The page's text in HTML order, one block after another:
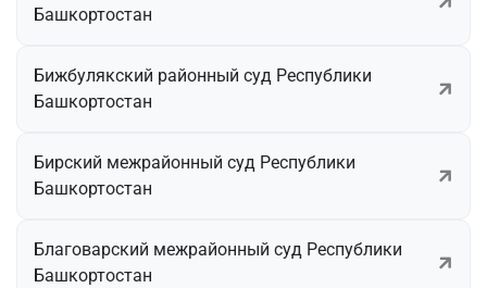
Башкортостан
Бижбулякский районный суд Республики
Башкортостан
Бирский межрайонный суд Республики
Башкортостан
Благоварский межрайонный суд Республики
Башкортостан